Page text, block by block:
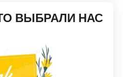
ВЫБРАЛИ НАС